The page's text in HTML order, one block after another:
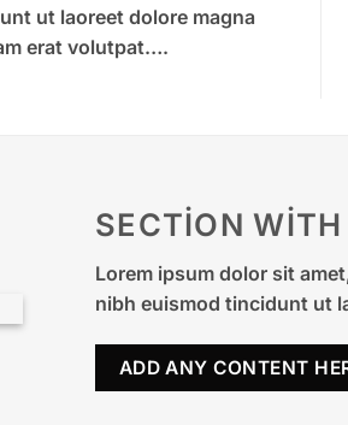
ut laoreet dolore magna
erat volutpat….
SECTION
Lorem ipsum dolor sit
nibh euismod tincidunt ut
ADD ANY CONTENT